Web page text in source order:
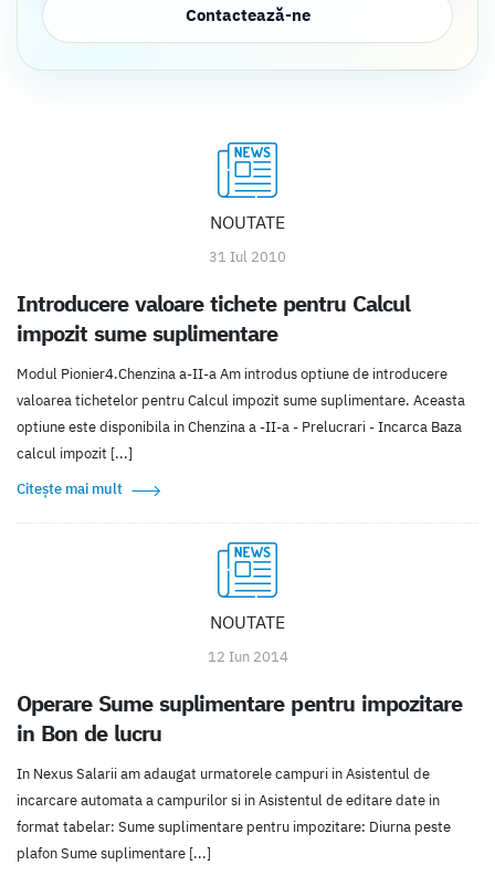
Contactează-ne
NOUTATE
31 Iul 2010
Introducere valoare tichete pentru Calcul
impozit sume suplimentare
Modul Pionier4.Chenzina a-II-a Am introdus optiune de introducere
valoarea tichetelor pentru Calcul impozit sume suplimentare. Aceasta
optiune este disponibila in Chenzina a -II-a - Prelucrari - Incarca Baza
calcul impozit [...]
Citește mai mult
NOUTATE
12 Iun 2014
Operare Sume suplimentare pentru impozitare
in Bon de lucru
In Nexus Salarii am adaugat urmatorele campuri in Asistentul de
incarcare automata a campurilor si in Asistentul de editare date in
format tabelar: Sume suplimentare pentru impozitare: Diurna peste
plafon Sume suplimentare [...]